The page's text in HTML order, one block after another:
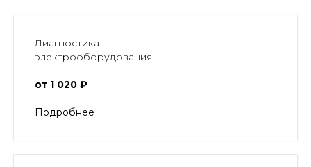
Диагностика
электрооборудования
от 1 020 ₽
Подробнее